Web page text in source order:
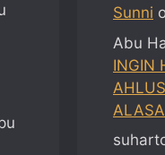
Sunni
Abu
INGIN